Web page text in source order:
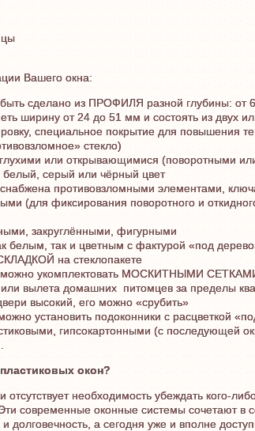
Вашего окна:
сделано из ПРОФИЛЯ разной глубины: от
ширину от 24 до 51 мм и состоять из двух
специальное покрытие для повышения
стекло)
или открывающимися (поворотными
белый, серый или чёрный цвет
противовзломными элементами,
(для фиксирования поворотного и
закруглёнными, фигурными
белым, так и цветным с фактурой «под
на стеклопакете
укомплектовать МОСКИТНЫМИ
вылета домашних питомцев за пределы
высокий, его можно «срубить»
установить подоконники с расцветкой
гипсокартонными (с последующей
окон?
отсутствует необходимость убеждать кого-
современные оконные системы сочетают в
и долговечность, а сегодня уже и вполне